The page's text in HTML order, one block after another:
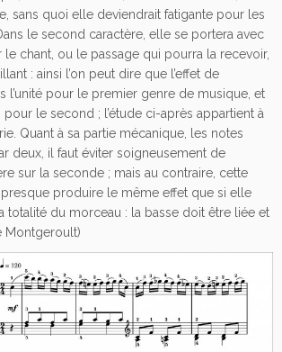
sans quoi elle deviendrait fatigante pour les
le second caractère, elle se portera avec
le chant, ou le passage qui pourra la recevoir,
: ainsi l’on peut dire que l’effet de
l’unité pour le premier genre de musique, et
le second ; l’étude ci-après appartient à
Quant à sa partie mécanique, les notes
deux, il faut éviter soigneusement de
sur la seconde ; mais au contraire, cette
produire le même effet que si elle
totalité du morceau : la basse doit être liée et
Montgeroult)